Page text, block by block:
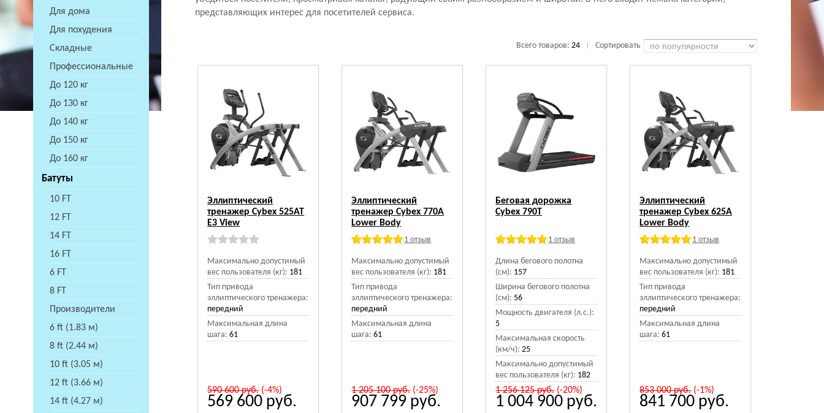
Для дома
Для похудения
Складные
Профессиональные
До 120 кг
До 130 кг
До 140 кг
До 150 кг
До 160 кг
Батуты
10 FT
12 FT
14 FT
16 FT
6 FT
8 FT
Производители
6 ft (1.83 м)
8 ft (2.44 м)
10 ft (3.05 м)
12 ft (3.66 м)
14 ft (4.27 м)
представляющих интерес для посетителей сервиса.
Всего товаров: 24 Сортировать
Эллиптический
тренажер Cybex 525AT
E3 View
Максимально допустимый
вес пользователя (кг): 181
Тип привода
эллиптического тренажера:
передний
Максимальная длина
шага: 61
590 600руб.(-4%)
569 600 руб.
Эллиптический
тренажер Cybex 770A
Lower Body
1 отзыв
Максимально допустимый
вес пользователя (кг): 181
Тип привода
эллиптического тренажера:
передний
Максимальная длина
шага: 61
1 205 100руб.(-25%)
907 799 руб.
Беговая дорожка
Cybex 790T
1 отзыв
Длина бегового полотна
(см): 157
Ширина бегового полотна
(см): 56
Мощность двигателя (л.с.):
5
Максимальная скорость
(км/ч): 25
Максимально допустимый
вес пользователя (кг): 182
1 256 125руб.(-20%)
1 004 900 руб.
Эллиптический
тренажер Cybex 625A
Lower Body
1 отзыв
Максимально допустимый
вес пользователя (кг): 181
Тип привода
эллиптического тренажера:
передний
Максимальная длина
шага: 61
853 000руб.(-1%)
841 700 руб.